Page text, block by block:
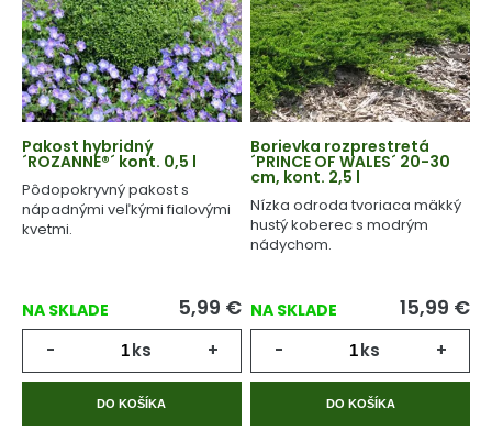
Pakost hybridný
´ROZANNE®´ kont. 0,5 l
Pôdopokryvný pakost s
nápadnými veľkými fialovými
kvetmi.
NA SKLADE 5,99 €
- ks +
DO KOŠÍKA
Borievka rozprestretá
´PRINCE OF WALES´ 20-30
cm, kont. 2,5 l
Nízka odroda tvoriaca mäkký
hustý koberec s modrým
nádychom.
NA SKLADE 15,99 €
- ks +
DO KOŠÍKA